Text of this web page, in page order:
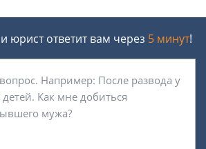
юрист ответит вам через 5 минут!